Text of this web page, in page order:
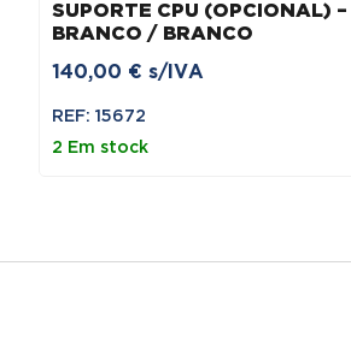
SUPORTE CPU (OPCIONAL) –
BRANCO / BRANCO
140,00 € s/IVA
REF: 15672
2 Em stock